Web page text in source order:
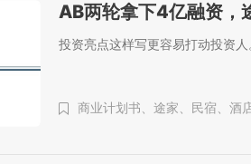
AB两轮拿下4亿融资，
投资亮点这样写更容易打动投资人
商业计划书、 途家、 民宿、 酒